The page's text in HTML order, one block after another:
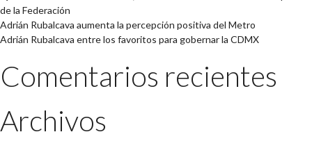
de la Federación
Adrián Rubalcava aumenta la percepción positiva del Metro
Adrián Rubalcava entre los favoritos para gobernar la CDMX
Comentarios recientes
Archivos